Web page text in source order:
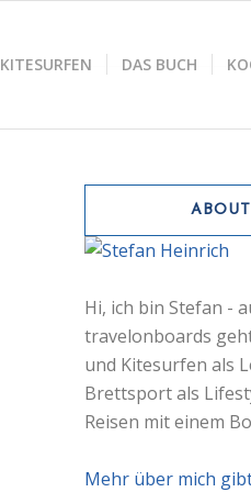
KITESURFEN DAS BUCH
Hi, ich bin Stefan -
travelonboards
und Kitesurfen als
Brettsport als
Reisen mit einem
Mehr über mich